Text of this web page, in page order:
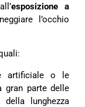
esposizione a
l’occhio
artificiale o le
gran parte delle
lunghezza